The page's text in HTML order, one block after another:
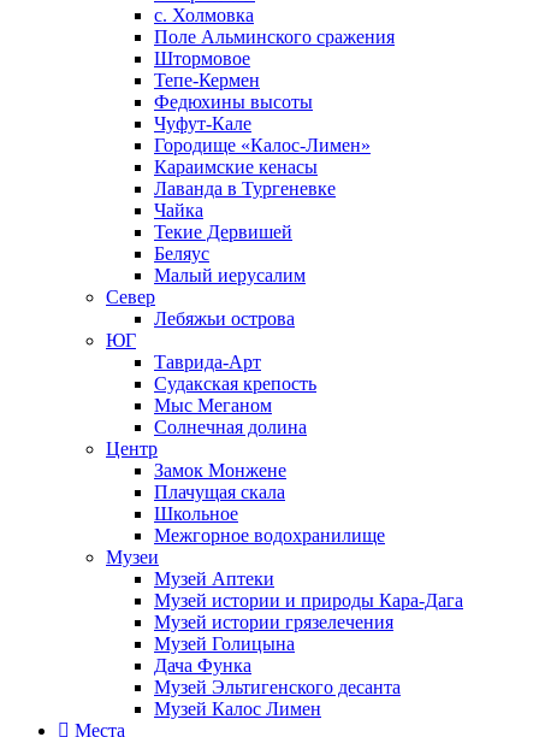
с. Холмовка
Поле Альминского сражения
Штормовое
Тепе-Кермен
Федюхины высоты
Чуфут-Кале
Городище «Калос-Лимен»
Караимские кенасы
Лаванда в Тургеневке
Чайка
Текие Дервишей
Беляус
Малый иерусалим
Север
Лебяжьи острова
ЮГ
Таврида-Арт
Судакская крепость
Мыс Меганом
Солнечная долина
Центр
Замок Монжене
Плачущая скала
Школьное
Межгорное водохранилище
Музеи
Музей Аптеки
Музей истории и природы Кара-Дага
Музей истории грязелечения
Музей Голицына
Дача Функа
Музей Эльтигенского десанта
Музей Калос Лимен
Места